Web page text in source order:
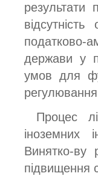
результати
податково-
держави у
умов для
Процес
іноземних
Винятко-ву
підвищення